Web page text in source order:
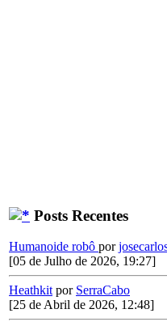
Posts Recentes
Humanoide robô por
[05 de Julho de 2026, 19:27]
Heathkit por SerraCabo
[25 de Abril de 2026, 12:48]